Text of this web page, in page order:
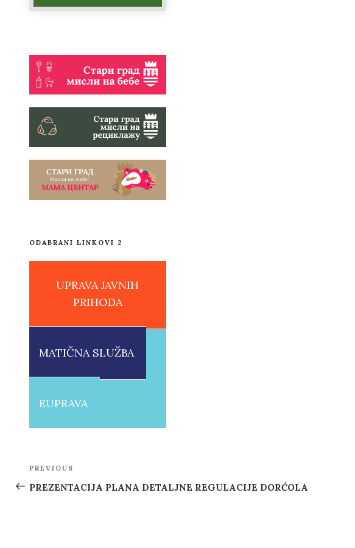
ODABRANI LINKOVI 2
UPRAVA JAVNIH
PRIHODA
MATIČNA SLUŽBA
EUPRAVA
Post
navigation
Previous
Post
PREVIOUS
PREZENTACIJA PLANA DETALJNE REGULACIJE DORĆOLA